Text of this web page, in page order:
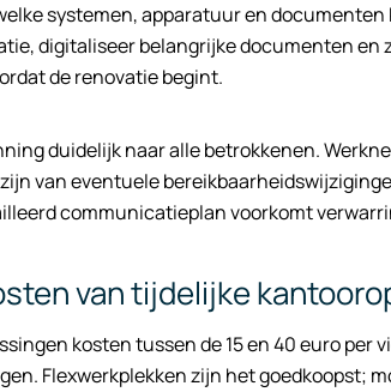
systemen, apparatuur en
digitaliseer belangrijke documenten
de renovatie begint.
duidelijk naar alle betrokkenen.
van eventuele
communicatieplan voorkomt
van tijdelijke
kosten tussen de 15 en 40 euro per
Flexwerkplekken zijn het